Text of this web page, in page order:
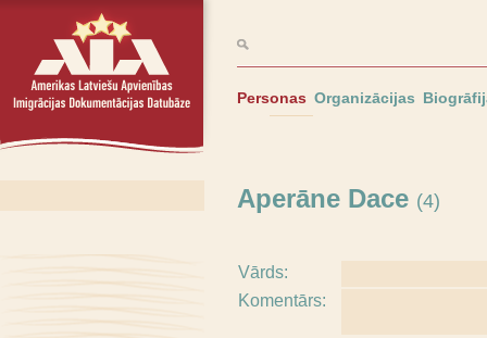
Personas Organizācijas
Aperāne Dace (4)
Vārds:
Komentārs: